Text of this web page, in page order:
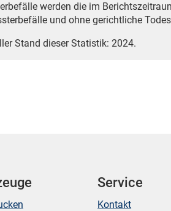
werden die im
und ohne gerichtliche
Stand dieser Statistik: 2024.
Service
Kontakt